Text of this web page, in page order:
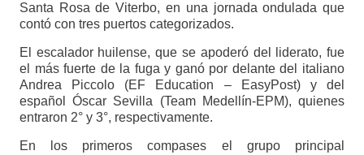
Santa Rosa de Viterbo, en una jornada ondulada que
contó con tres puertos categorizados.
El escalador huilense, que se apoderó del liderato, fue
el más fuerte de la fuga y ganó por delante del italiano
Andrea Piccolo (EF Education – EasyPost) y del
español Óscar Sevilla (Team Medellín-EPM), quienes
entraron 2° y 3°, respectivamente.
En los primeros compases el grupo principal